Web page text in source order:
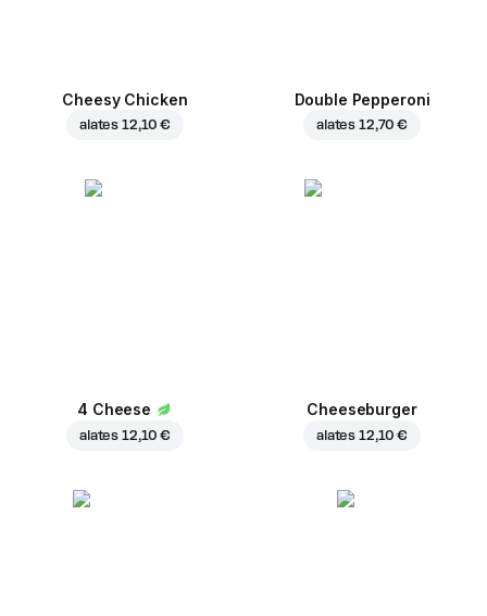
Cheesy Chicken
alates 12,10 €
Double Pepperoni
alates 12,70 €
4 Cheese
alates 12,10 €
Cheeseburger
alates 12,10 €